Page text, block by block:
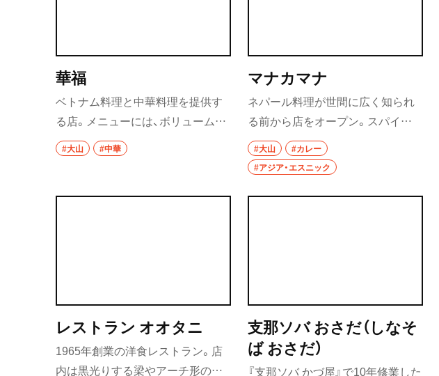
華福
ベトナム料理と中華料理を提供す
る店。メニューには、ボリュームた
っぷりの中華料理や、野菜と米粉を
たっぷり使ったヘルシーなベトナ
たオリジナルメニューも絶品だ。
#大山 #中華
マナカマナ
ネパール料理が世間に広く知られ
る前から店をオープン。スパイス
の香りが食欲をそそるおかずの定
食ダルバート、干し肉の炒め物な
ど、ネパール人シェフによるソウル
フードを召し上がれ。ランチでは
#大山
#カレー
#アジア・エスニック
レストラン オオタニ
1965年創業の洋食レストラン。店
内は黒光りする梁やアーチ形の窓
支那ソバ おさだ（しなそ
ば おさだ）
『支那ソバ かづ屋』で10年修業した